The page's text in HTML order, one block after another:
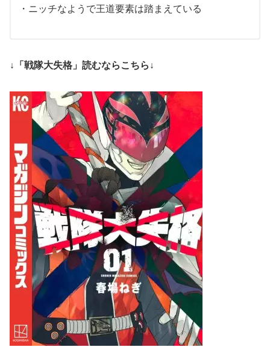
・ニッチなようで王道要素は踏まえている
↓「戦隊大失格」読むならこちら↓